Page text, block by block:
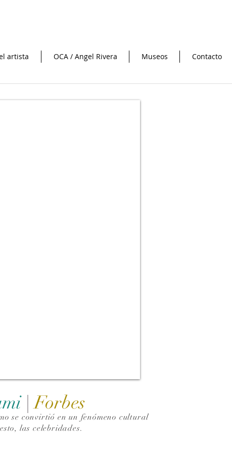
artista OCA / Angel Rivera Museos Contacto
|Forbes
se convirtió en un fenómeno cultural
las celebridades.